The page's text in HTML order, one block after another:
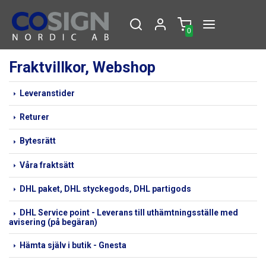
0
Fraktvillkor, Webshop
Leveranstider
Returer
Bytesrätt
Våra fraktsätt
DHL paket, DHL styckegods, DHL partigods
DHL Service point - Leverans till uthämtningsställe med
avisering (på begäran)
Hämta själv i butik - Gnesta